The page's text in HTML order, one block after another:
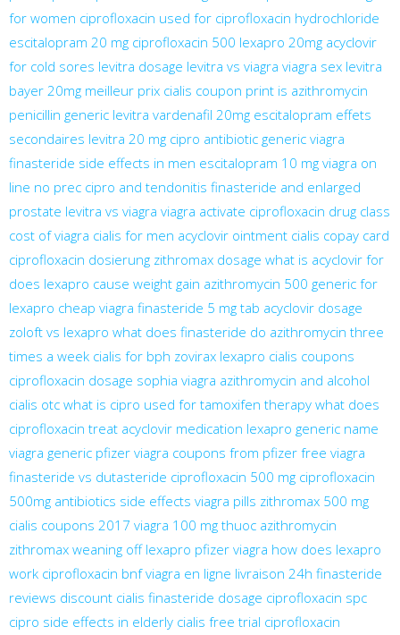
for women ciprofloxacin used for ciprofloxacin hydrochloride
escitalopram 20 mg ciprofloxacin 500 lexapro 20mg acyclovir
for cold sores levitra dosage levitra vs viagra viagra sex levitra
bayer 20mg meilleur prix cialis coupon print is azithromycin
penicillin generic levitra vardenafil 20mg escitalopram effets
secondaires levitra 20 mg cipro antibiotic generic viagra
finasteride side effects in men escitalopram 10 mg viagra on
line no prec cipro and tendonitis finasteride and enlarged
prostate levitra vs viagra viagra activate ciprofloxacin drug class
cost of viagra cialis for men acyclovir ointment cialis copay card
ciprofloxacin dosierung zithromax dosage what is acyclovir for
does lexapro cause weight gain azithromycin 500 generic for
lexapro cheap viagra finasteride 5 mg tab acyclovir dosage
zoloft vs lexapro what does finasteride do azithromycin three
times a week cialis for bph zovirax lexapro cialis coupons
ciprofloxacin dosage sophia viagra azithromycin and alcohol
cialis otc what is cipro used for tamoxifen therapy what does
ciprofloxacin treat acyclovir medication lexapro generic name
viagra generic pfizer viagra coupons from pfizer free viagra
finasteride vs dutasteride ciprofloxacin 500 mg ciprofloxacin
500mg antibiotics side effects viagra pills zithromax 500 mg
cialis coupons 2017 viagra 100 mg thuoc azithromycin
zithromax weaning off lexapro pfizer viagra how does lexapro
work ciprofloxacin bnf viagra en ligne livraison 24h finasteride
reviews discount cialis finasteride dosage ciprofloxacin spc
cipro side effects in elderly cialis free trial ciprofloxacin